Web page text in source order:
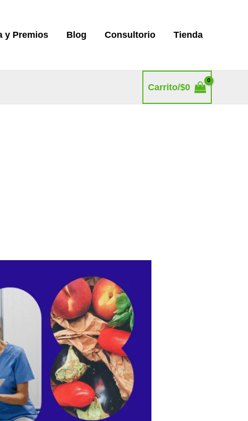
y Premios Blog Consultorio Tienda
Carrito/$0